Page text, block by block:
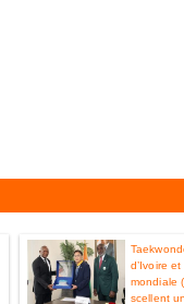
d’Ivoire
mondiale
scellent